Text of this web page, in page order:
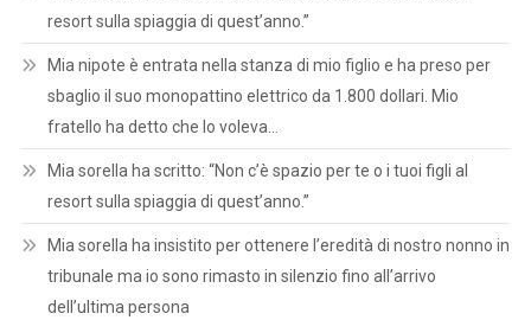
resort sulla spiaggia di quest’anno.”
Mia nipote è entrata nella stanza di mio figlio e ha preso per
sbaglio il suo monopattino elettrico da 1.800 dollari. Mio
fratello ha detto che lo voleva…
Mia sorella ha scritto: “Non c’è spazio per te o i tuoi figli al
resort sulla spiaggia di quest’anno.”
Mia sorella ha insistito per ottenere l’eredità di nostro nonno in
tribunale ma io sono rimasto in silenzio fino all’arrivo
dell’ultima persona